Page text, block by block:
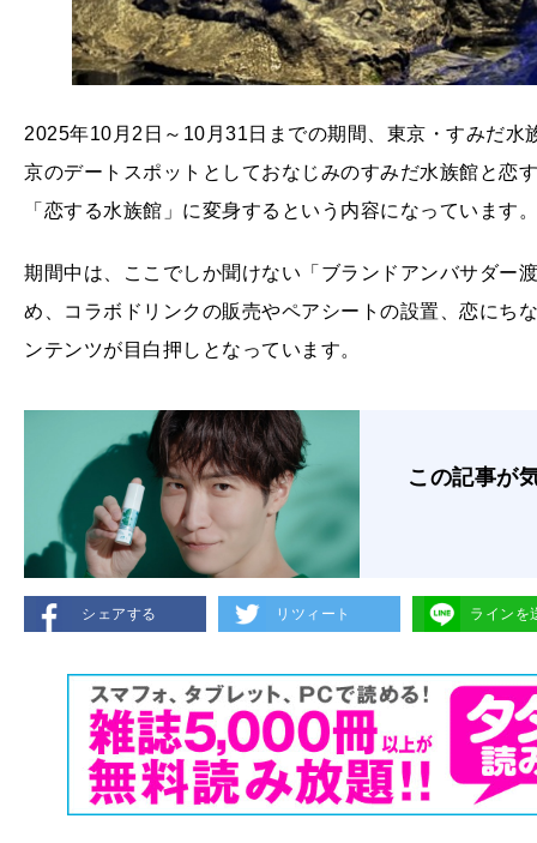
2025年10月2日～10月31日までの期間、東京・すみだ
京のデートスポットとしておなじみのすみだ水族館と恋
「恋する水族館」に変身するという内容になっています。
期間中は、ここでしか聞けない「ブランドアンバサダー
め、コラボドリンクの販売やペアシートの設置、恋にち
ンテンツが目白押しとなっています。
この記事が
シェアする リツィート ラインを